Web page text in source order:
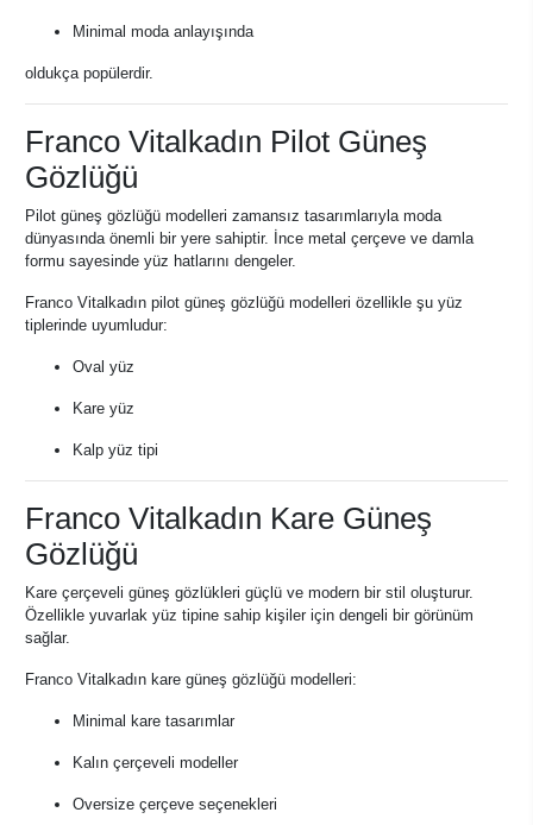
Minimal moda anlayışında
oldukça popülerdir.
Franco Vitalkadın Pilot Güneş
Gözlüğü
Pilot güneş gözlüğü modelleri zamansız tasarımlarıyla moda
dünyasında önemli bir yere sahiptir. İnce metal çerçeve ve damla
formu sayesinde yüz hatlarını dengeler.
Franco Vitalkadın pilot güneş gözlüğü modelleri özellikle şu yüz
tiplerinde uyumludur:
Oval yüz
Kare yüz
Kalp yüz tipi
Franco Vitalkadın Kare Güneş
Gözlüğü
Kare çerçeveli güneş gözlükleri güçlü ve modern bir stil oluşturur.
Özellikle yuvarlak yüz tipine sahip kişiler için dengeli bir görünüm
sağlar.
Franco Vitalkadın kare güneş gözlüğü modelleri:
Minimal kare tasarımlar
Kalın çerçeveli modeller
Oversize çerçeve seçenekleri